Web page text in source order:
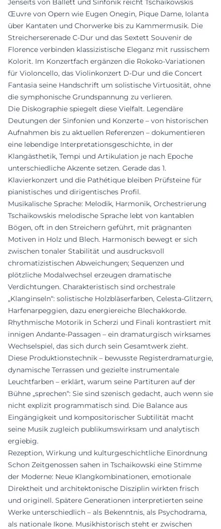
Jenseits von Ballett und Sinfonik reicht Tschaikowskis
Œuvre von Opern wie Eugen Onegin, Pique Dame, Iolanta
über Kantaten und Chorwerke bis zu Kammermusik. Die
Streicherserenade C-Dur und das Sextett Souvenir de
Florence verbinden klassizistische Eleganz mit russischem
Kolorit. Im Konzertfach ergänzen die Rokoko-Variationen
für Violoncello, das Violinkonzert D-Dur und die Concert
Fantasia seine Handschrift um solistische Virtuosität, ohne
die symphonische Grundspannung zu verlieren.
Die Diskographie spiegelt diese Vielfalt. Legendäre
Deutungen der Sinfonien und Konzerte – von historischen
Aufnahmen bis zu aktuellen Referenzen – dokumentieren
eine lebendige Interpretationsgeschichte, in der
Klangästhetik, Tempi und Artikulation je nach Epoche
unterschiedliche Akzente setzen. Gerade das 1.
Klavierkonzert und die Pathétique bleiben Prüfsteine für
pianistisches und dirigentisches Profil.
Musikalische Sprache: Melodik, Harmonik, Orchestrierung
Tschaikowskis melodische Sprache lebt von kantablen
Bögen, oft in den Streichern geführt, mit prägnanten
Motiven in Holz und Blech. Harmonisch bewegt er sich
zwischen tonaler Stabilität und ausdrucksvoll
chromatizistischen Abweichungen; Sequenzen und
plötzliche Modalwechsel erzeugen dramatische
Verdichtungen. Charakteristisch sind orchestrale
„Klanginseln“: solistische Holzbläserfarben, Celesta-Glitzern,
Harfenarpeggien, dazu energiereiche Blechakkorde.
Rhythmische Motorik in Scherzi und Finali kontrastiert mit
innigen Andante-Passagen – ein dramaturgisch wirksames
Wechselspiel, das sich durch sein Gesamtwerk zieht.
Diese Produktionstechnik – bewusste Registerdramaturgie,
dynamische Terrassen und gezielte instrumentale
Leuchtfarben – erklärt, warum seine Partituren auf der
Bühne „sprechen“: Sie sind szenisch gedacht, auch wenn sie
nicht explizit programmatisch sind. Die Balance aus
Eingängigkeit und kompositorischer Subtilität macht
seine Musik zugleich publikumswirksam und analytisch
ergiebig.
Rezeption, Wirkung und kulturgeschichtliche Einordnung
Schon Zeitgenossen sahen in Tschaikowski eine Stimme
der Moderne: Neue Klangkombinationen, emotionale
Direktheit und architektonische Disziplin wirkten frisch
und originell. Spätere Generationen interpretierten seine
Werke unterschiedlich – als Bekenntnis, als Psychodrama,
als nationale Ikone. Musikhistorisch steht er zwischen